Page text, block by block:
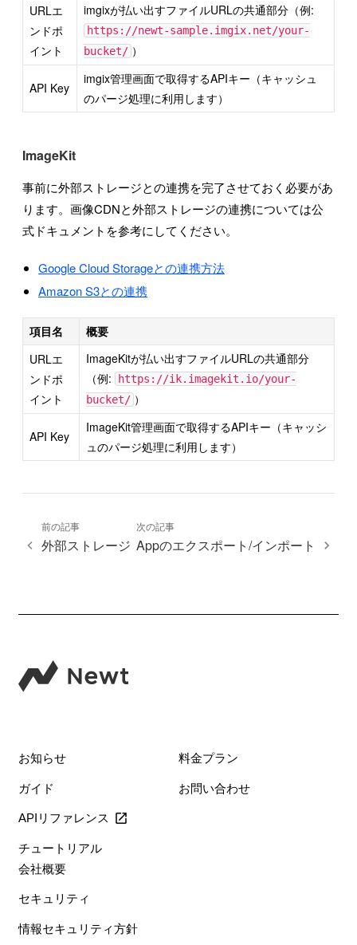
URLエ
ンドポ
イント
imgixが払い出すファイルURLの共通部分（例:
https://newt-sample.imgix.net/your-
bucket/ ）
API Key
imgix管理画面で取得するAPIキー（キャッシュ
のパージ処理に利用します）
ImageKit
事前に外部ストレージとの連携を完了させておく必要があ
ります。画像CDNと外部ストレージの連携については公
式ドキュメントを参考にしてください。
Google Cloud Storageとの連携方法
Amazon S3との連携
項目名
概要
URLエ
ンドポ
イント
ImageKitが払い出すファイルURLの共通部分
（例:
https://ik.imagekit.io/your-
bucket/ ）
API Key
ImageKit管理画面で取得するAPIキー（キャッシ
ュのパージ処理に利用します）
前の記事
外部ストレージ
次の記事
Appのエクスポート/インポート
お知らせ
ガイド
APIリファレンス
チュートリアル
料金プラン
お問い合わせ
会社概要
セキュリティ
情報セキュリティ方針